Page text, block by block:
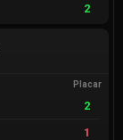
2
Placar
2
1